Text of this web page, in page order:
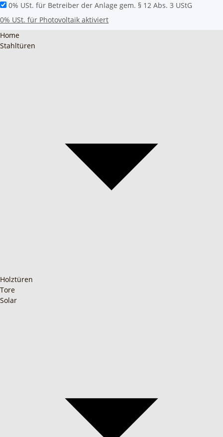
0% USt. für Betreiber der Anlage gem. § 12 Abs. 3 UStG
0% USt. für Photovoltaik aktiviert
Home
Stahltüren
Holztüren
Tore
Solar